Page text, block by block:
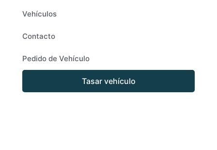
Vehículos
Contacto
Pedido de Vehículo
Tasar vehículo